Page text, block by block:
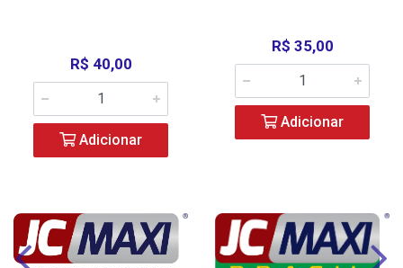
R$ 40,00
Adicionar
R$ 35,00
Adicionar